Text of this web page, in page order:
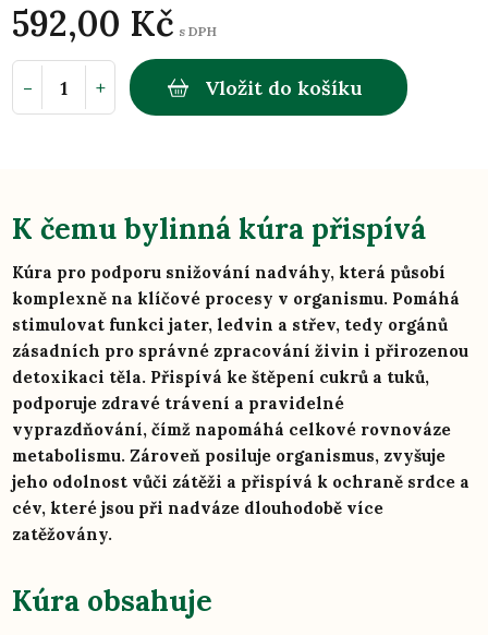
592,00 Kč s DPH
- + Vložit do košíku
K čemu bylinná kúra přispívá
Kúra pro podporu snižování nadváhy, která působí
komplexně na klíčové procesy v organismu. Pomáhá
stimulovat funkci jater, ledvin a střev, tedy orgánů
zásadních pro správné zpracování živin i přirozenou
detoxikaci těla. Přispívá ke štěpení cukrů a tuků,
podporuje zdravé trávení a pravidelné
vyprazdňování, čímž napomáhá celkové rovnováze
metabolismu. Zároveň posiluje organismus, zvyšuje
jeho odolnost vůči zátěži a přispívá k ochraně srdce a
cév, které jsou při nadváze dlouhodobě více
zatěžovány.
Kúra obsahuje